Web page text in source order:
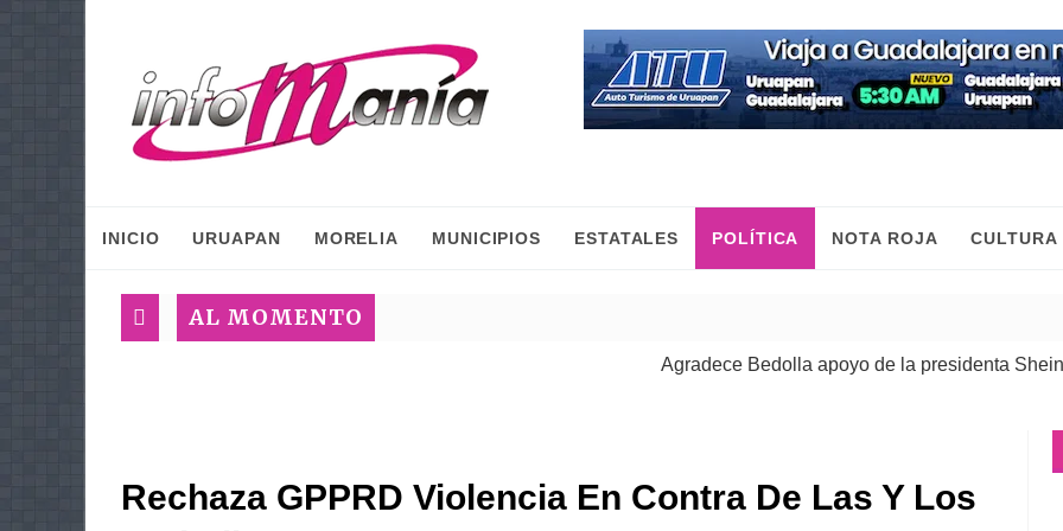
INICIO URUAPAN MORELIA MUNICIPIOS ESTATALES POLÍTICA NOTA ROJA CULTURA
AL MOMENTO
Agradece Bedolla apoyo de la presidenta Sheinbaum
Rechaza GPPRD Violencia En Contra De Las Y Los